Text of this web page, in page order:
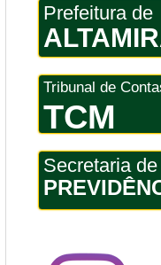
Prefeitura de
Tribunal de
TCM
Secretaria de